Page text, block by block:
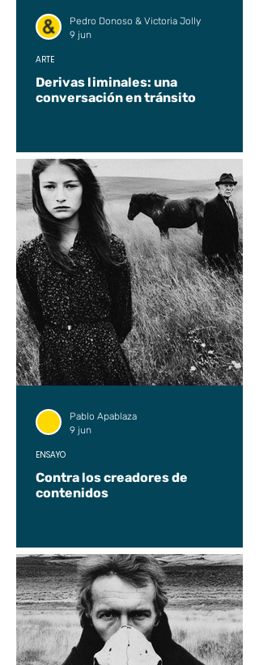
Derivas liminales: una
conversación en tránsito
ARTE
Pedro Donoso & Victoria Jolly
9 jun
Contra los creadores de
contenidos
ENSAYO
Pablo Apablaza
9 jun